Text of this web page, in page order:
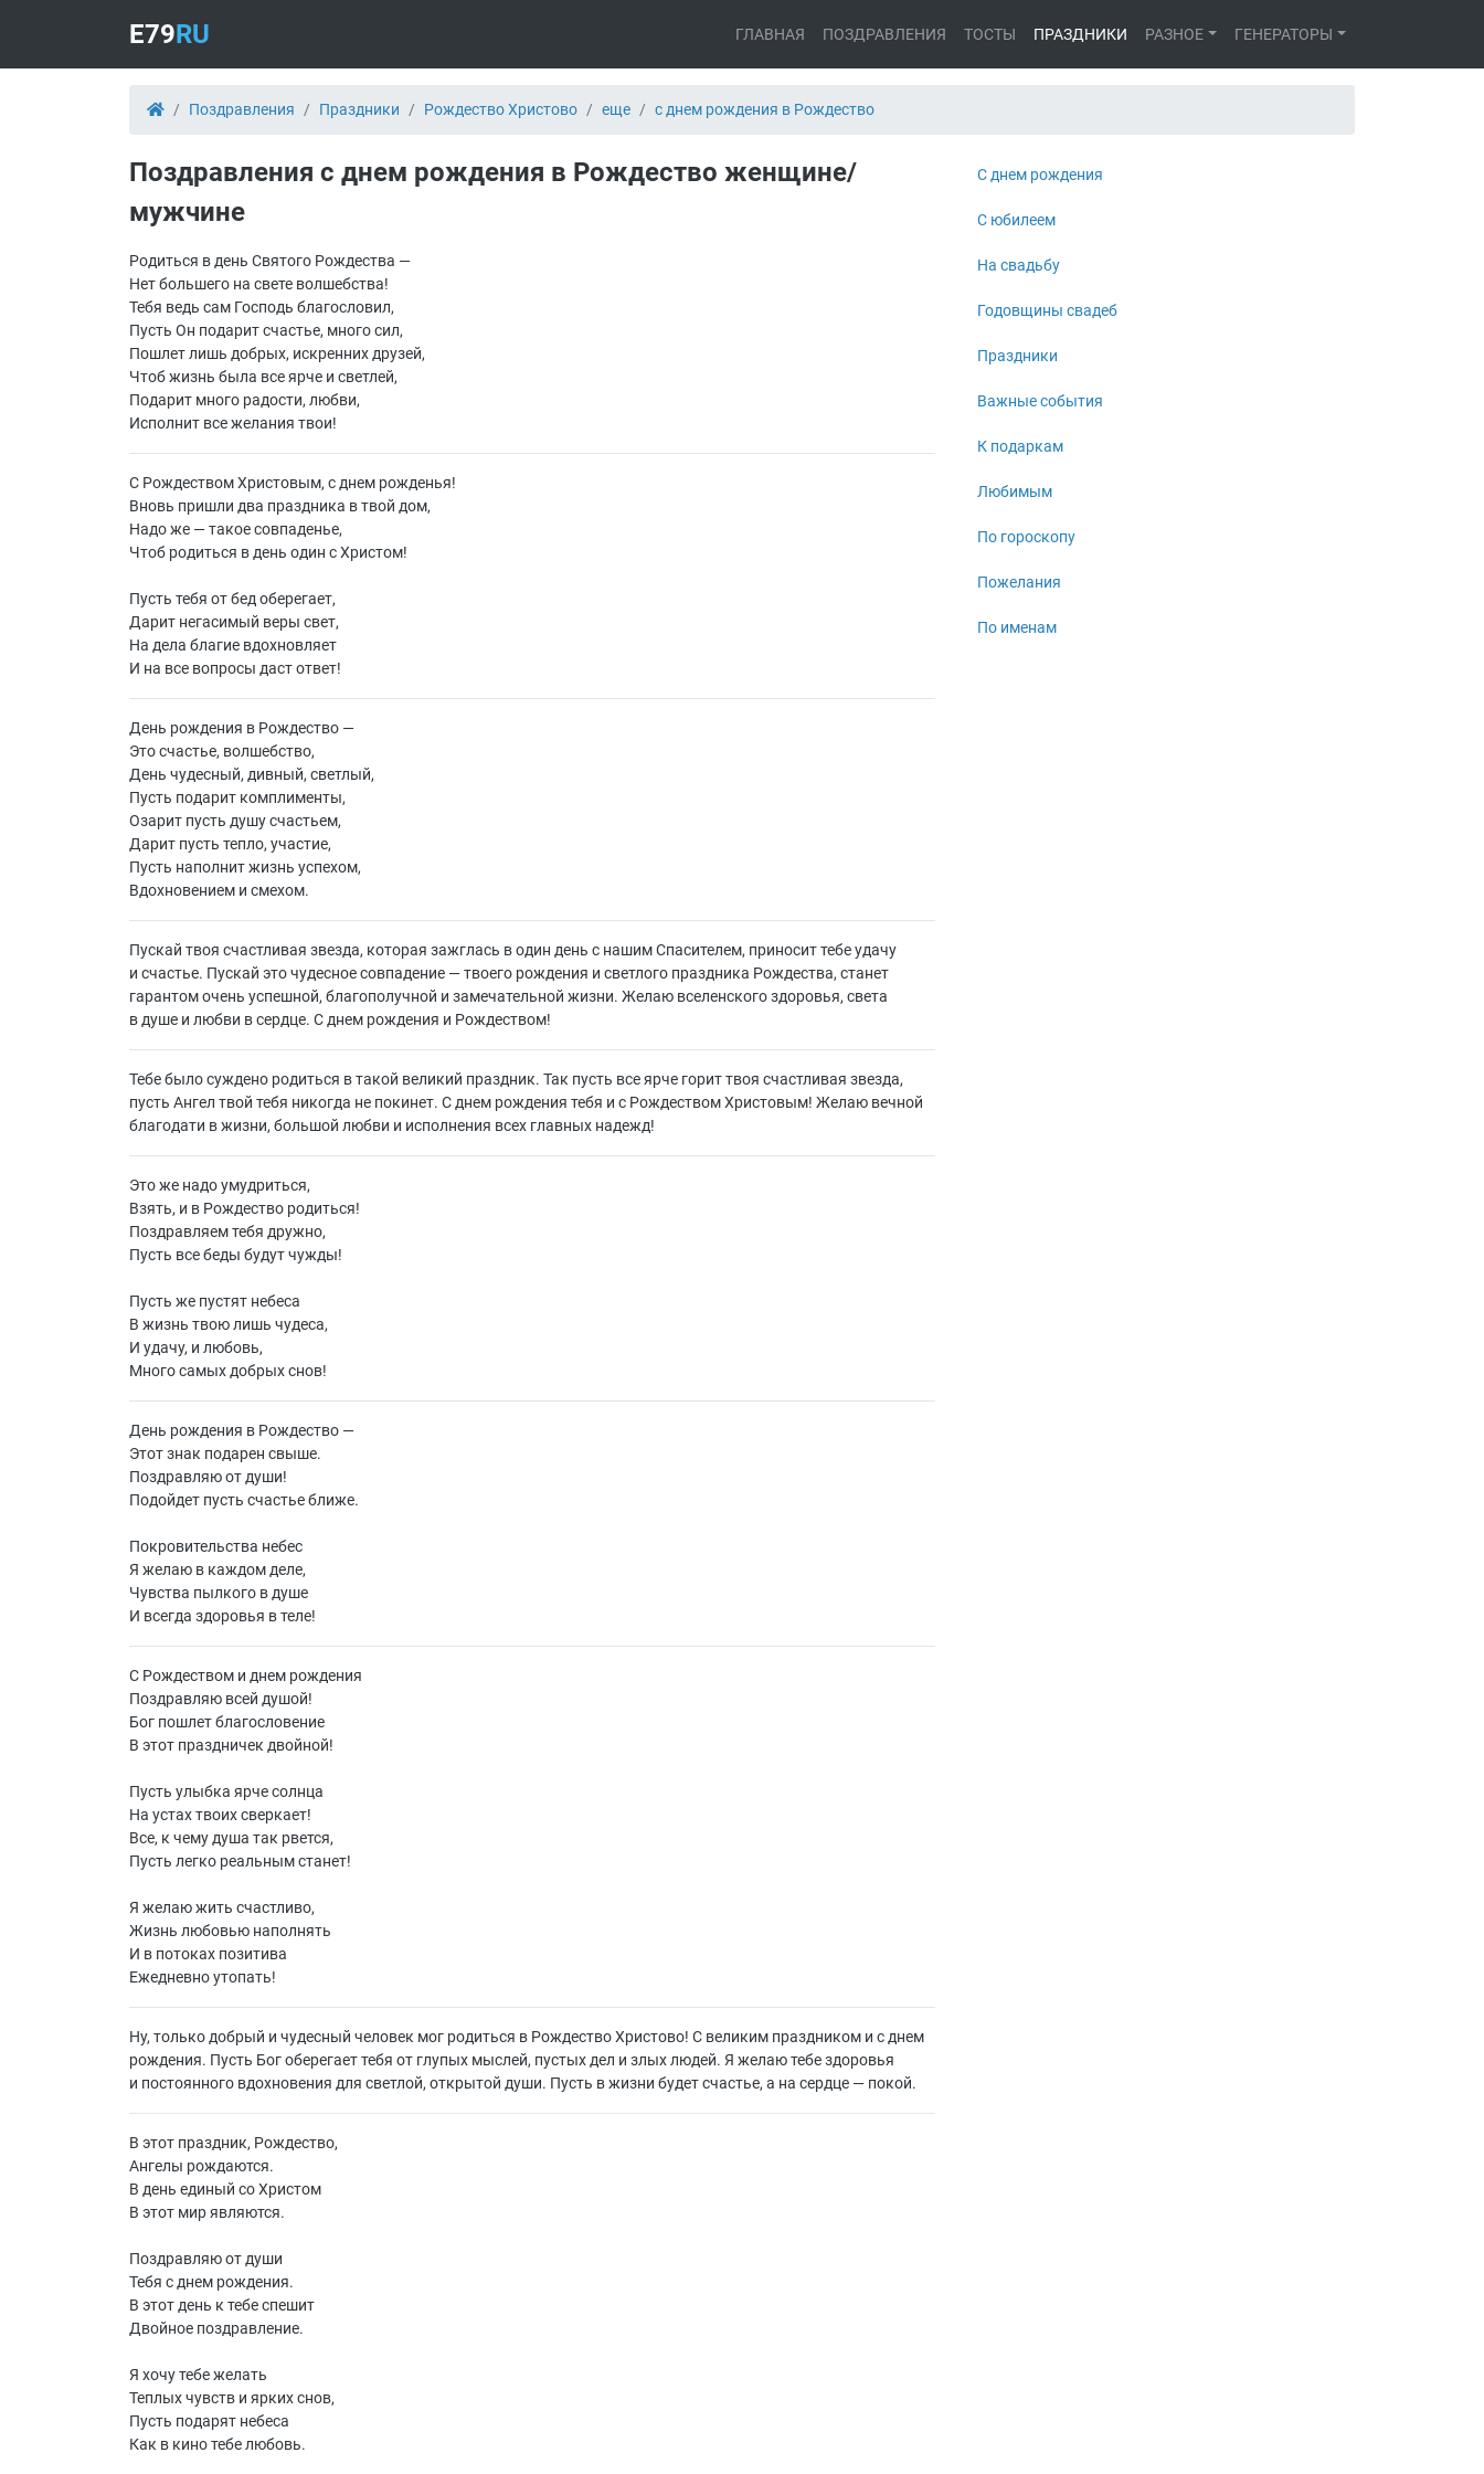
E79RU ГЛАВНАЯ ПОЗДРАВЛЕНИЯ ТОСТЫ ПРАЗДНИКИ РАЗНОЕ ГЕНЕРАТОРЫ
Поздравления Праздники Рождество Христово еще с днем рождения в Рождество
Поздравления с днем рождения в Рождество женщине/
мужчине
Родиться в день Святого Рождества —
Нет большего на свете волшебства!
Тебя ведь сам Господь благословил,
Пусть Он подарит счастье, много сил,
Пошлет лишь добрых, искренних друзей,
Чтоб жизнь была все ярче и светлей,
Подарит много радости, любви,
Исполнит все желания твои!
С Рождеством Христовым, с днем рожденья!
Вновь пришли два праздника в твой дом,
Надо же ― такое совпаденье,
Чтоб родиться в день один с Христом!
Пусть тебя от бед оберегает,
Дарит негасимый веры свет,
На дела благие вдохновляет
И на все вопросы даст ответ!
День рождения в Рождество —
Это счастье, волшебство,
День чудесный, дивный, светлый,
Пусть подарит комплименты,
Озарит пусть душу счастьем,
Дарит пусть тепло, участие,
Пусть наполнит жизнь успехом,
Вдохновением и смехом.
Пускай твоя счастливая звезда, которая зажглась в один день с нашим Спасителем, приносит тебе удачу
и счастье. Пускай это чудесное совпадение — твоего рождения и светлого праздника Рождества, станет
гарантом очень успешной, благополучной и замечательной жизни. Желаю вселенского здоровья, света
в душе и любви в сердце. С днем рождения и Рождеством!
Тебе было суждено родиться в такой великий праздник. Так пусть все ярче горит твоя счастливая звезда,
пусть Ангел твой тебя никогда не покинет. С днем рождения тебя и с Рождеством Христовым! Желаю вечной
благодати в жизни, большой любви и исполнения всех главных надежд!
Это же надо умудриться,
Взять, и в Рождество родиться!
Поздравляем тебя дружно,
Пусть все беды будут чужды!
Пусть же пустят небеса
В жизнь твою лишь чудеса,
И удачу, и любовь,
Много самых добрых снов!
День рождения в Рождество —
Этот знак подарен свыше.
Поздравляю от души!
Подойдет пусть счастье ближе.
Покровительства небес
Я желаю в каждом деле,
Чувства пылкого в душе
И всегда здоровья в теле!
С Рождеством и днем рождения
Поздравляю всей душой!
Бог пошлет благословение
В этот праздничек двойной!
Пусть улыбка ярче солнца
На устах твоих сверкает!
Все, к чему душа так рвется,
Пусть легко реальным станет!
Я желаю жить счастливо,
Жизнь любовью наполнять
И в потоках позитива
Ежедневно утопать!
Ну, только добрый и чудесный человек мог родиться в Рождество Христово! С великим праздником и с днем
рождения. Пусть Бог оберегает тебя от глупых мыслей, пустых дел и злых людей. Я желаю тебе здоровья
и постоянного вдохновения для светлой, открытой души. Пусть в жизни будет счастье, а на сердце — покой.
В этот праздник, Рождество,
Ангелы рождаются.
В день единый со Христом
В этот мир являются.
Поздравляю от души
Тебя с днем рождения.
В этот день к тебе спешит
Двойное поздравление.
Я хочу тебе желать
Теплых чувств и ярких снов,
Пусть подарят небеса
Как в кино тебе любовь.
С днем рождения
С юбилеем
На свадьбу
Годовщины свадеб
Праздники
Важные события
К подаркам
Любимым
По гороскопу
Пожелания
По именам